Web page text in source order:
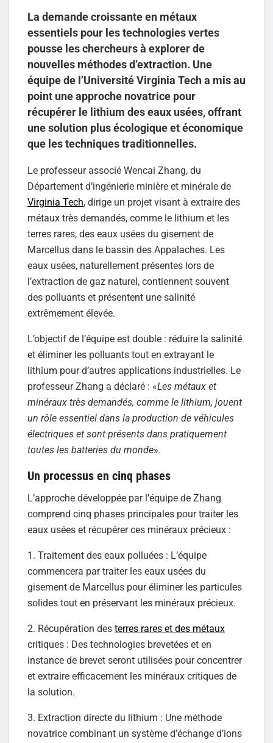
La demande croissante en métaux
essentiels pour les technologies vertes
pousse les chercheurs à explorer de
nouvelles méthodes d’extraction. Une
équipe de l’Université Virginia Tech a mis au
point une approche novatrice pour
récupérer le lithium des eaux usées, offrant
une solution plus écologique et économique
que les techniques traditionnelles.
Le professeur associé Wencai Zhang, du
Département d’ingénierie minière et minérale de
Virginia Tech, dirige un projet visant à extraire des
métaux très demandés, comme le lithium et les
terres rares, des eaux usées du gisement de
Marcellus dans le bassin des Appalaches. Les
eaux usées, naturellement présentes lors de
l’extraction de gaz naturel, contiennent souvent
des polluants et présentent une salinité
extrêmement élevée.
L’objectif de l’équipe est double : réduire la salinité
et éliminer les polluants tout en extrayant le
lithium pour d’autres applications industrielles. Le
professeur Zhang a déclaré : «Les métaux et
minéraux très demandés, comme le lithium, jouent
un rôle essentiel dans la production de véhicules
électriques et sont présents dans pratiquement
toutes les batteries du monde».
Un processus en cinq phases
L’approche développée par l’équipe de Zhang
comprend cinq phases principales pour traiter les
eaux usées et récupérer ces minéraux précieux :
1. Traitement des eaux polluées : L’équipe
commencera par traiter les eaux usées du
gisement de Marcellus pour éliminer les particules
solides tout en préservant les minéraux précieux.
2. Récupération des terres rares et des métaux
critiques : Des technologies brevetées et en
instance de brevet seront utilisées pour concentrer
et extraire efficacement les minéraux critiques de
la solution.
3. Extraction directe du lithium : Une méthode
novatrice combinant un système d’échange d’ions